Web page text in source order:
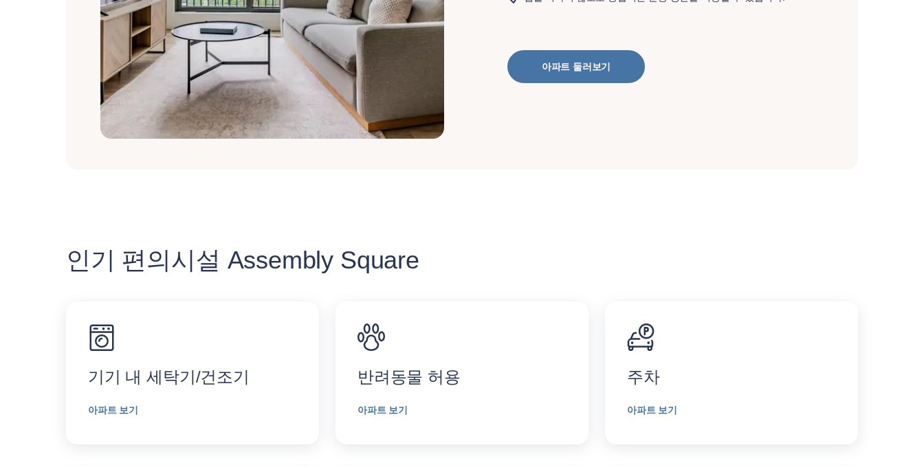
아파트 둘러보기
인기 편의시설 Assembly Square
기기 내 세탁기/건조기
아파트 보기
반려동물 허용
아파트 보기
주차
아파트 보기